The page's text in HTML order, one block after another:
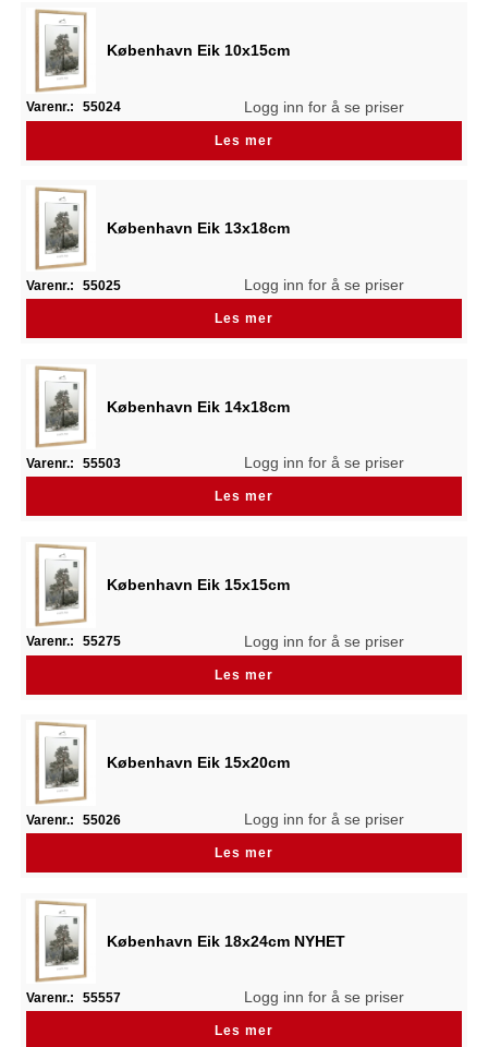
København Eik 10x15cm
Varenr.: 55024 Logg inn for å se priser
Les mer
København Eik 13x18cm
Varenr.: 55025 Logg inn for å se priser
Les mer
København Eik 14x18cm
Varenr.: 55503 Logg inn for å se priser
Les mer
København Eik 15x15cm
Varenr.: 55275 Logg inn for å se priser
Les mer
København Eik 15x20cm
Varenr.: 55026 Logg inn for å se priser
Les mer
København Eik 18x24cm NYHET
Varenr.: 55557 Logg inn for å se priser
Les mer